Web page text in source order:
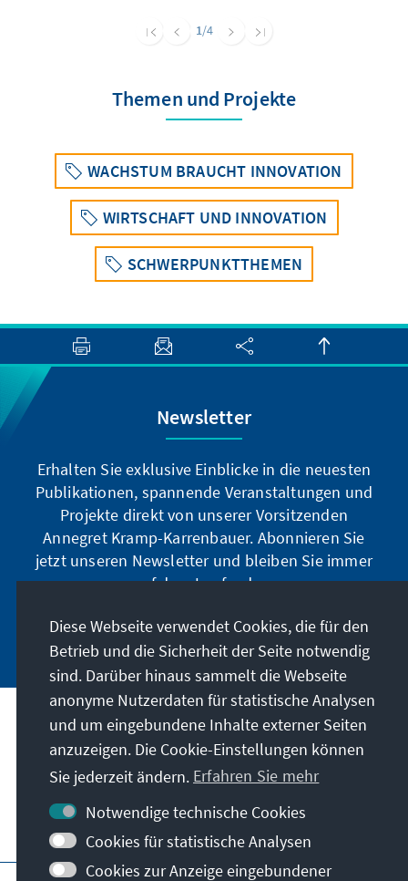
„Country Garden“ ein weiterer
Zahlungsschwierigkeiten steckt; dies gilt auch
für den großen Treuhandfonds „Zhongrong
weit gefallen, dass chinesische Banken auf
dem Devisenmarkt intervenierten, um den
Kurs zu stabilisieren.
1/4
Themen und Projekte
WACHSTUM BRAUCHT INNOVATION
WIRTSCHAFT UND INNOVATION
SCHWERPUNKTTHEMEN
Newsletter
Erhalten Sie exklusive Einblicke in die neuesten
Publikationen, spannende Veranstaltungen und
Projekte direkt von unserer Vorsitzenden
Annegret Kramp-Karrenbauer. Abonnieren Sie
jetzt unseren Newsletter und bleiben Sie immer
auf dem Laufenden.
Jetzt abonnieren
Unser Auftrag
Kontakt
Weitere Angebote der Stiftung
Diese Webseite verwendet Cookies, die für den
Betrieb und die Sicherheit der Seite notwendig
sind. Darüber hinaus sammelt die Webseite
anonyme Nutzerdaten für statistische Analysen
und um eingebundene Inhalte externer Seiten
anzuzeigen. Die Cookie-Einstellungen können
Sie jederzeit ändern. Erfahren Sie mehr
Notwendige technische Cookies
Cookies für statistische Analysen
Cookies zur Anzeige eingebundener